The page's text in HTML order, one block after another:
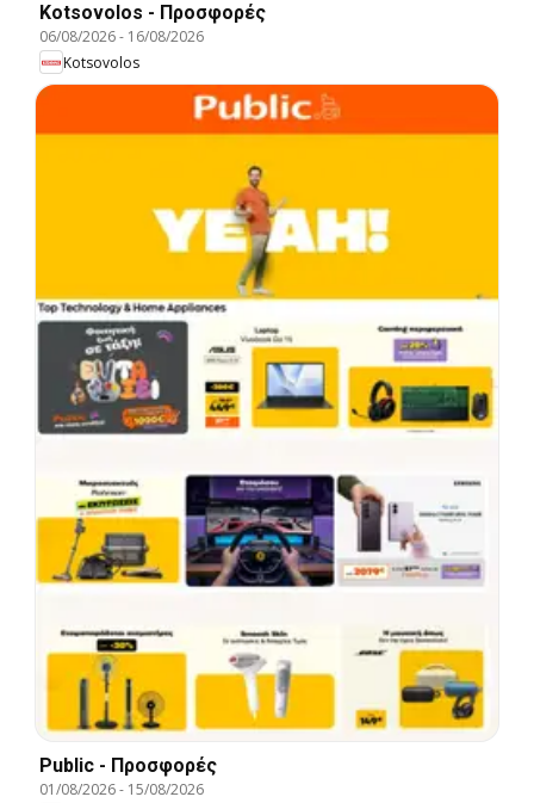
Kotsovolos - Προσφορές
06/08/2026- 16/08/2026
Kotsovolos
Public - Προσφορές
01/08/2026- 15/08/2026